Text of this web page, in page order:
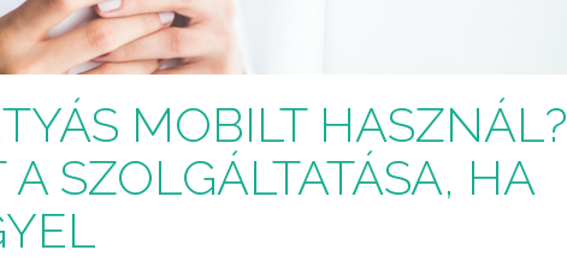
MOBILT HASZNÁL?
SZOLGÁLTATÁSA, HA